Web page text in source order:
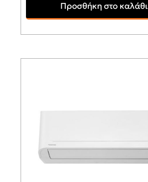
Προσθήκη στο καλάθι